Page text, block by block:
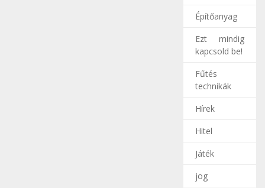
Építőanyag
Ezt mindig
kapcsold be!
Fűtés
technikák
Hírek
Hitel
Játék
jog